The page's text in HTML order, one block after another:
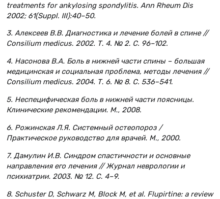
treatments for ankylosing spondylitis. Ann Rheum Dis
2002; 61(Suppl. III):40–50.
3. Алексеев В.В. Диагностика и лечение болей в спине //
Соnsilium medicus. 2002. Т. 4. № 2. С. 96–102.
4. Насонова В.А. Боль в нижней части спины – большая
медицинская и социальная проблема, методы лечения //
Соnsilium medicus. 2004. Т. 6. № 8. С. 536–541.
5. Неспецифическая боль в нижней части поясницы.
Клинические рекомендации. М., 2008.
6. Рожинская Л.Я. Системный остеопороз /
Практическое руководство для врачей. М., 2000.
7. Дамулин И.В. Синдром спастичности и основные
направления его лечения // Журнал неврологии и
психиатрии. 2003. № 12. С. 4–9.
8. Schuster D, Schwarz M, Block M, еt al. Flupirtine: a review